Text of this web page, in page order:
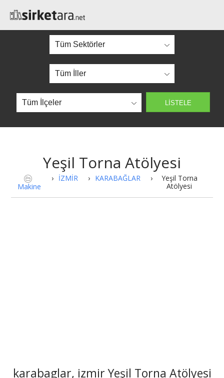
Yeşil Torna Atölyesi
Makine
› İZMİR › KARABAĞLAR ›
Yeşil Torna
Atölyesi
karabaglar, izmir Yeşil Torna Atölyesi